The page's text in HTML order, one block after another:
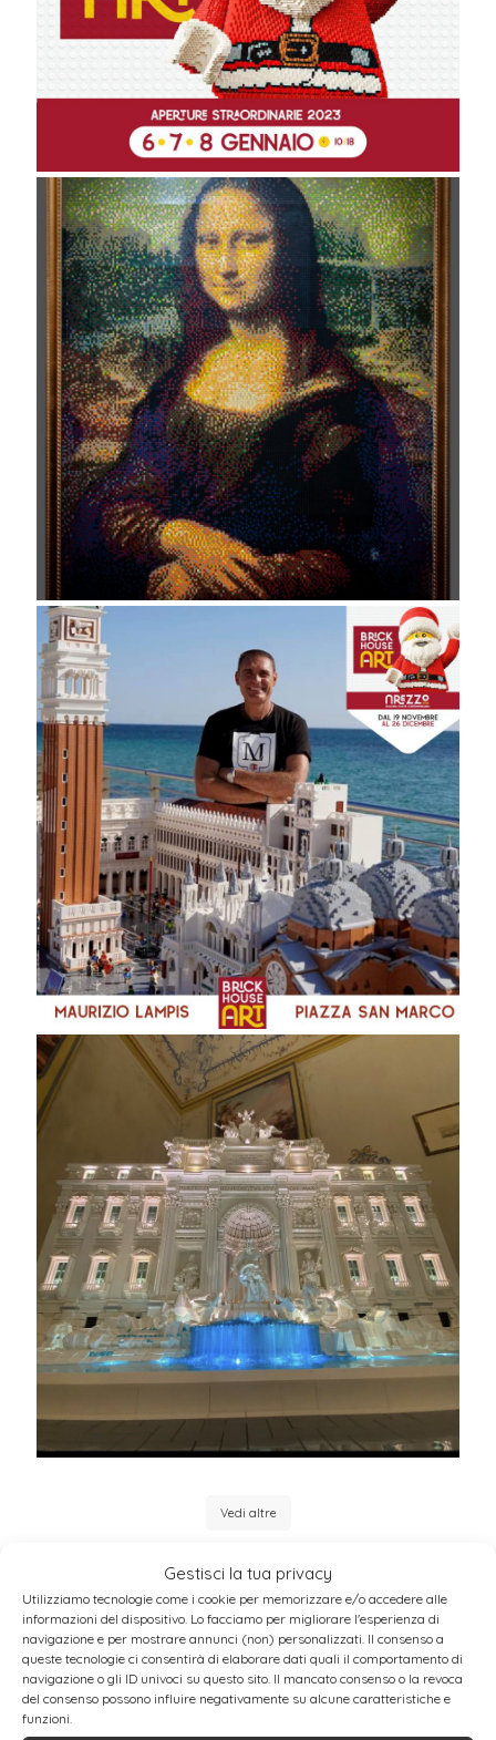
Gestisci la tua privacy
Utilizziamo tecnologie come i cookie per memorizzare e/o accedere alle
informazioni del dispositivo. Lo facciamo per migliorare l'esperienza di
navigazione e per mostrare annunci (non) personalizzati. Il consenso a
queste tecnologie ci consentirà di elaborare dati quali il comportamento di
navigazione o gli ID univoci su questo sito. Il mancato consenso o la revoca
del consenso possono influire negativamente su alcune caratteristiche e
funzioni.
Vedi altre
Successivamente, per tre weekend
consecutivi, prende vita “Gli Artigiani del
Natale”, un’iniziativa promossa dalla